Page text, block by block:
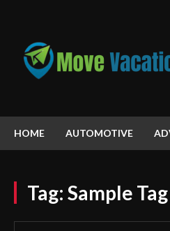
HOME AUTOMOTIVE
Tag: Sample